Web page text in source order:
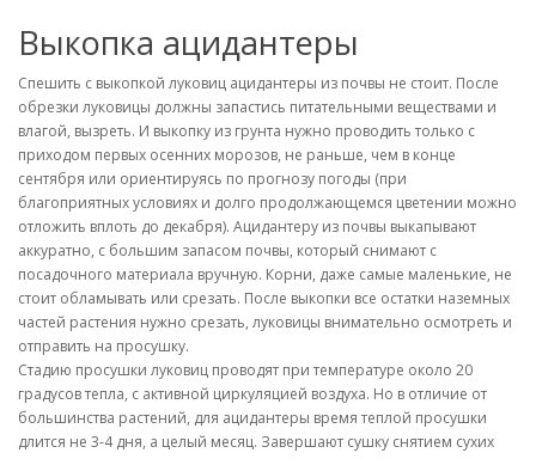
Выкопка ацидантеры
Спешить с выкопкой луковиц ацидантеры из почвы не стоит. После
обрезки луковицы должны запастись питательными веществами и
влагой, вызреть. И выкопку из грунта нужно проводить только с
приходом первых осенних морозов, не раньше, чем в конце
сентября или ориентируясь по прогнозу погоды (при
благоприятных условиях и долго продолжающемся цветении можно
отложить вплоть до декабря). Ацидантеру из почвы выкапывают
аккуратно, с большим запасом почвы, который снимают с
посадочного материала вручную. Корни, даже самые маленькие, не
стоит обламывать или срезать. После выкопки все остатки наземных
частей растения нужно срезать, луковицы внимательно осмотреть и
отправить на просушку.
Стадию просушки луковиц проводят при температуре около 20
градусов тепла, с активной циркуляцией воздуха. Но в отличие от
большинства растений, для ацидантеры время теплой просушки
длится не 3-4 дня, а целый месяц. Завершают сушку снятием сухих